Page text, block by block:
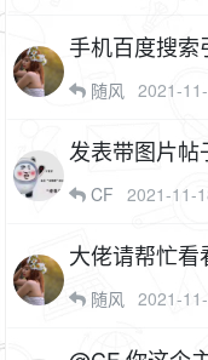
手机百度搜索
他网站
随风 2021-
发表带图片帖子发表后 ，
保存在服务
CF 2021-11-
大佬请帮忙
随风 2021-